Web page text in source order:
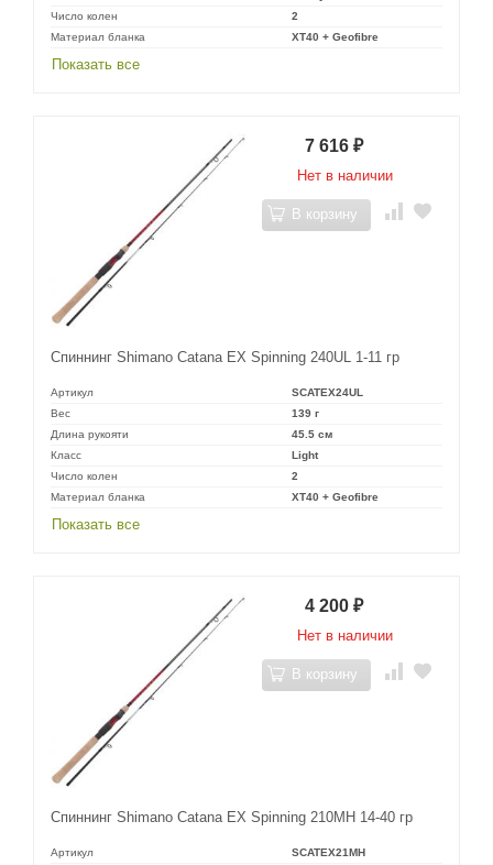
Число колен
2
Материал бланка
XT40 + Geofibre
Показать все
Спиннинг Shimano Catana EX Spinning 240UL 1-11 гр
Артикул
SCATEX24UL
Вес
139 г
Длина рукояти
45.5 см
Класс
Light
Число колен
2
Материал бланка
XT40 + Geofibre
Показать все
7 616 ₽
Нет в наличии
В корзину
Спиннинг Shimano Catana EX Spinning 210MH 14-40 гр
Артикул
SCATEX21MH
4 200 ₽
Нет в наличии
В корзину